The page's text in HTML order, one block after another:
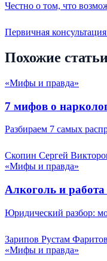
Честно о том, что
Первичная
Похожие
«Мифы и правда»
7 мифов о
Разбираем 7 самых
Скопин Сергей
«Мифы и правда»
Алкоголь и
Юридический разбор:
Зарипов Рустам
«Мифы и правда»